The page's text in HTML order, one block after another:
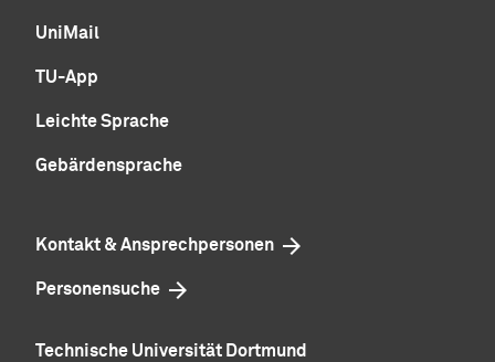
UniMail
TU-App
Leichte Sprache
Gebärdensprache
Kontakt & Ansprechpersonen
Personensuche
Technische Universität Dortmund